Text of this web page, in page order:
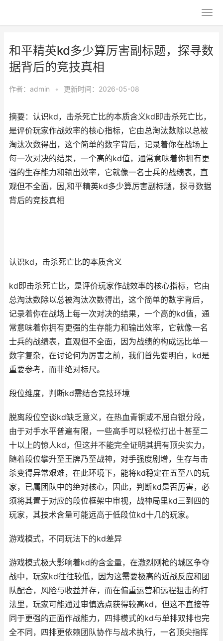
和平精英kd多少算厉害副标题，探寻数
据背后的竞技真相
作者： admin • 更新时间：2026-05-08
摘要：认识kd，击杀死亡比的本质含义kd即击杀死亡比，
是评价玩家作战效率的核心指标，它由总淘汰数除以总被
淘汰次数得出，这个简单的数字背后，记录着你在战场上
每一次对决的结果，一个高的kd值，通常意味着你拥有更
强的生存能力和输出效率，它就像一名士兵的战绩表，直
观但不全面，因,和平精英kd多少算厉害副标题，探寻数据
背后的竞技真相
认识kd，击杀死亡比的本质含义
kd即击杀死亡比，是评价玩家作战效率的核心指标，它由
总淘汰数除以总被淘汰次数得出，这个简单的数字背后，
记录着你在战场上每一次对决的结果，一个高的kd值，通
常意味着你拥有更强的生存能力和输出效率，它就像一名
士兵的战绩表，直观但不全面，因为战绩的构成远比单一
数字复杂，在讨论何为厉害之前，我们首先要明白，kd是
重要参考，而非绝对标尺。
段位维度，判断kd需结合竞技环境
脱离段位空谈kd缺乏意义，在热血青铜或不屈白银分段，
由于对手水平普遍有限，一些高手可以轻松打出十甚至二
十以上的惊人kd，但这并不能完全证明其拥有顶尖实力，
随着段位攀升至王牌乃至战神，对手强度剧增，生存与击
杀变得异常艰难，在此环境下，能将kd稳定在五至八的玩
家，已属团队中的绝对核心，因此，判断kd是否厉害，必
须将其置于对应的段位框架中审视，战神局里kd三到四的
玩家，其技术含量可能远高于低段位kd十几的玩家。
游戏模式，不同玩法下的kd差异
游戏模式极大影响着kd的含金量，在激烈刚枪的城区争夺
战中，玩家kd往往较低，因为这需要极高的近战反应和团
队配合，风险与收益并存，而在偏重运营和远程狙击的打
法里，玩家可能通过审慎选点获得较高kd，但这不直接等
同于更强的正面作战能力，四排模式的kd与单排双排也完
全不同，四排更依赖团队协作与战术执行，一名顶尖指挥